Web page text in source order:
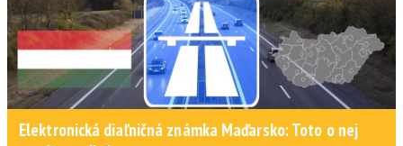
Elektronická diaľničná známka Maďarsko: Toto o nej